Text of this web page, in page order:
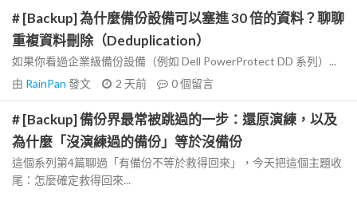
# [Backup] 為什麼備份設備可以塞進 30 倍的資料？聊聊
重複資料刪除（Deduplication）
如果你看過企業級備份設備（例如 Dell PowerProtect DD 系列）...
由 RainPan 發文 2 天前 0個留言
# [Backup] 備份界最常被跳過的一步：還原演練，以及
為什麼「沒演練過的備份」等於沒備份
這個系列第4篇聊過「有備份不等於救得回來」，今天把這個主題收
尾：怎麼確定救得回來...